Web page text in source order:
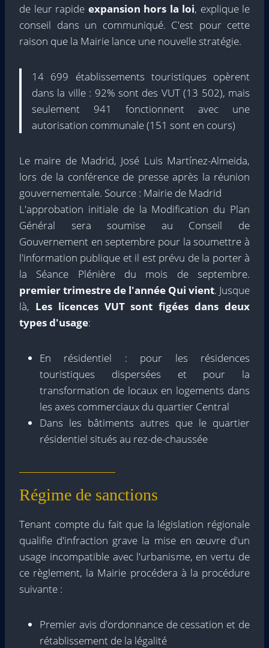
de leur rapide expansion hors la loi, explique le
conseil dans un communiqué. C'est pour cette
raison que la Mairie lance une nouvelle stratégie.
14 699 établissements touristiques opèrent
dans la ville : 92% sont des VUT (13 502), mais
seulement 941 fonctionnent avec une
autorisation communale (151 sont en cours)
Le maire de Madrid, José Luis Martínez-Almeida,
lors de la conférence de presse après la réunion
gouvernementale. Source : Mairie de Madrid
L'approbation initiale de la Modification du Plan
Général sera soumise au Conseil de
Gouvernement en septembre pour la soumettre à
l'information publique et il est prévu de la porter à
la Séance Plénière du mois de septembre.
premier trimestre de l'année Qui vient. Jusque
là, Les licences VUT sont figées dans deux
types d'usage:
En résidentiel : pour les résidences
touristiques dispersées et pour la
transformation de locaux en logements dans
les axes commerciaux du quartier Central
Dans les bâtiments autres que le quartier
résidentiel situés au rez-de-chaussée
Régime de sanctions
Tenant compte du fait que la législation régionale
qualifie d'infraction grave la mise en œuvre d'un
usage incompatible avec l'urbanisme, en vertu de
ce règlement, la Mairie procédera à la procédure
suivante :
Premier avis d'ordonnance de cessation et de
rétablissement de la légalité